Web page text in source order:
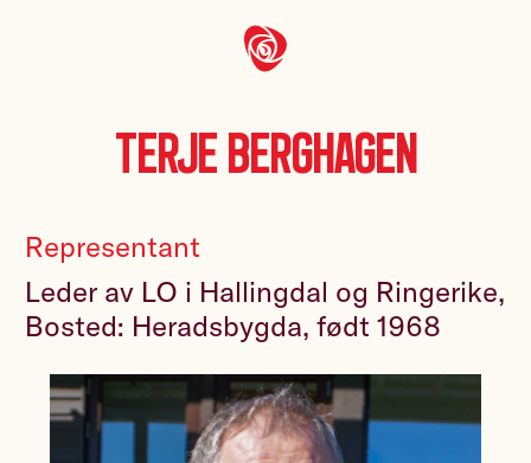
Terje Berghagen
Representant
Leder av LO i Hallingdal og Ringerike,
Bosted: Heradsbygda, født 1968